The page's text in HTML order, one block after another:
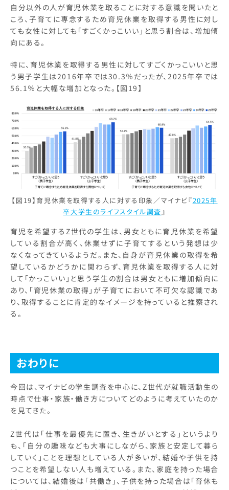
自分以外の人が育児休業を取ることに対する意識を聞いたと
ころ、子育てに専念するため育児休業を取得する男性に対し
ても女性に対しても「すごくかっこいい」と思う割合は、増加傾
向にある。
特に、育児休業を取得する男性に対してすごくかっこいいと思
う男子学生は2016年卒では30.3％だったが、2025年卒では
56.1％と大幅な増加となった。【図19】
【図19】育児休業を取得する人に対する印象／マイナビ『2025年
卒大学生のライフスタイル調査』
育児を希望するZ世代の学生は、男女ともに育児休業を希望
している割合が高く、休業せずに子育てするという発想は少
なくなってきているようだ。また、自身が育児休業の取得を希
望しているかどうかに関わらず、育児休業を取得する人に対
して「かっこいい」と思う学生の割合は男女ともに増加傾向に
あり、「育児休業の取得」が子育てにおいて不可欠な認識であ
り、取得することに肯定的なイメージを持っていると推察され
る。
おわりに
今回は、マイナビの学生調査を中心に、Z世代が就職活動生の
時点で仕事・家族・働き方についてどのように考えていたのか
を見てきた。
Z世代は「仕事を最優先に置き、生きがいとする」というより
も、「自分の趣味なども大事にしながら、家族と安定して暮ら
していく」ことを理想としている人が多いが、結婚や子供を持
つことを希望しない人も増えている。また、家庭を持った場合
については、結婚後は「共働き」、子供を持った場合は「育休も